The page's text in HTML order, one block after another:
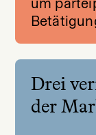
Drei
der